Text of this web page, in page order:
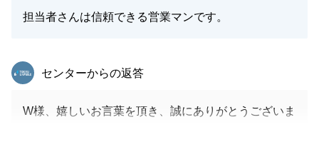
担当者さんは信頼できる営業マンです。
東急リバブル
センターからの返答
W様、嬉しいお言葉を頂き、誠にありがとうございま